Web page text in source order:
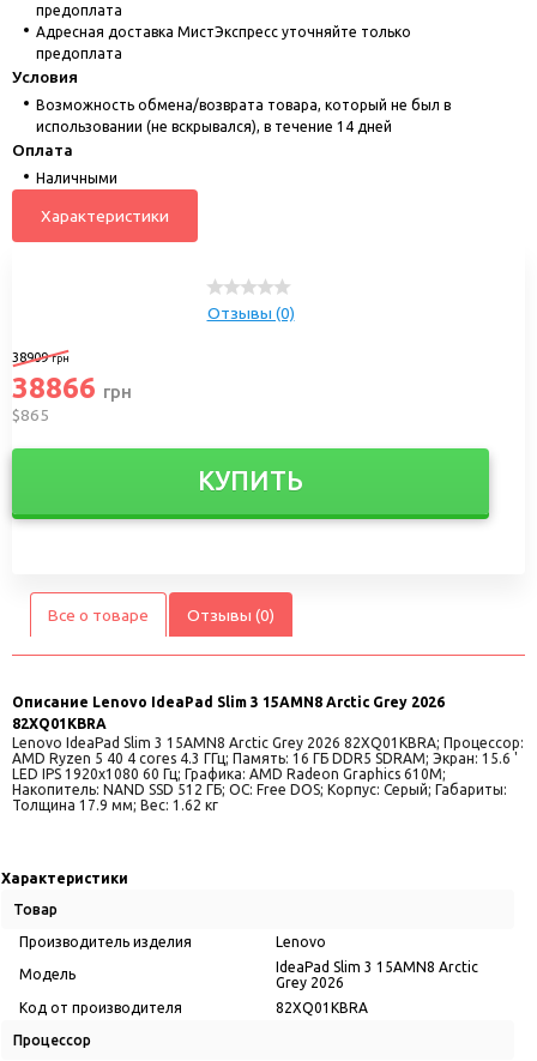
предоплата
Адресная доставка МистЭкспресс уточняйте только
предоплата
Условия
Возможность обмена/возврата товара, который не был в
использовании (не вскрывался), в течение 14 дней
Оплата
Наличными
Характеристики
Отзывы (0)
38909грн
38866 грн
$865
КУПИТЬ
Все о товаре Отзывы (0)
Описание Lenovo IdeaPad Slim 3 15AMN8 Arctic Grey 2026
82XQ01KBRA
Lenovo IdeaPad Slim 3 15AMN8 Arctic Grey 2026 82XQ01KBRA; Процессор:
AMD Ryzen 5 40 4 cores 4.3 ГГц; Память: 16 ГБ DDR5 SDRAM; Экран: 15.6 '
LED IPS 1920x1080 60 Гц; Графика: AMD Radeon Graphics 610M;
Накопитель: NAND SSD 512 ГБ; ОС: Free DOS; Корпус: Серый; Габариты:
Толщина 17.9 мм; Вес: 1.62 кг
Характеристики
Товар
Производитель изделия Lenovo
Модель
IdeaPad Slim 3 15AMN8 Arctic
Grey 2026
Код от производителя
82XQ01KBRA
Процессор